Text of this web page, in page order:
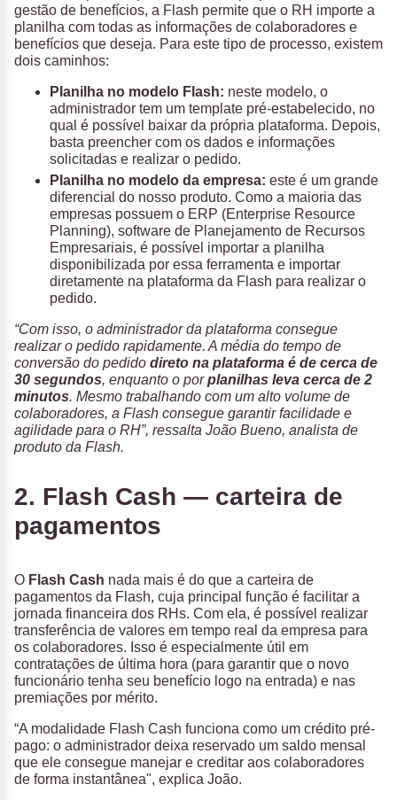
gestão de benefícios, a Flash permite que o RH importe a
planilha com todas as informações de colaboradores e
benefícios que deseja. Para este tipo de processo, existem
dois caminhos:
Planilha no modelo Flash: neste modelo, o
administrador tem um template pré-estabelecido, no
qual é possível baixar da própria plataforma. Depois,
basta preencher com os dados e informações
solicitadas e realizar o pedido.
Planilha no modelo da empresa: este é um grande
diferencial do nosso produto. Como a maioria das
empresas possuem o ERP (Enterprise Resource
Planning), software de Planejamento de Recursos
Empresariais, é possível importar a planilha
disponibilizada por essa ferramenta e importar
diretamente na plataforma da Flash para realizar o
pedido.
“Com isso, o administrador da plataforma consegue
realizar o pedido rapidamente. A média do tempo de
conversão do pedido direto na plataforma é de cerca de
30 segundos, enquanto o porplanilhas leva cerca de 2
minutos. Mesmo trabalhando com um alto volume de
colaboradores, a Flash consegue garantir facilidade e
agilidade para o RH”, ressalta João Bueno, analista de
produto da Flash.
2. Flash Cash — carteira de
pagamentos
O Flash Cash nada mais é do que a carteira de
pagamentos da Flash, cuja principal função é facilitar a
jornada financeira dos RHs. Com ela, é possível realizar
transferência de valores em tempo real da empresa para
os colaboradores. Isso é especialmente útil em
contratações de última hora (para garantir que o novo
funcionário tenha seu benefício logo na entrada) e nas
premiações por mérito.
“A modalidade Flash Cash funciona como um crédito pré-
pago: o administrador deixa reservado um saldo mensal
que ele consegue manejar e creditar aos colaboradores
de forma instantânea", explica João.